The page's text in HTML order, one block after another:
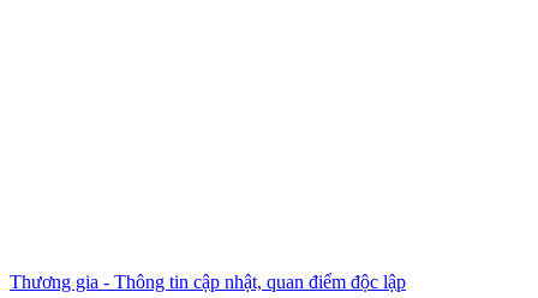
Thương gia - Thông tin cập nhật, quan điểm độc lập